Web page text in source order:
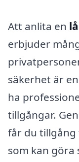
Att anlita en
erbjuder
säkerhet är
ha
tillgångar.
får du
som kan göra